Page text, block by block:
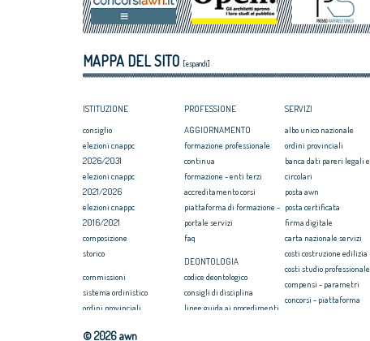
MAPPA DEL SITO [espandi]
ISTITUZIONE
consiglio
elezioni cnappc
2026/2031
elezioni cnappc
2021/2026
elezioni cnappc
2016/2021
composizione
storico
commissioni
sistema ordinistico
ordini provinciali
2025-2029
PROFESSIONE
AGGIORNAMENTO
formazione professionale
continua
formazione - enti terzi
accreditamento corsi
piattaforma di formazione -
portale servizi
faq
DEONTOLOGIA
codice deontologico
consigli di disciplina
linee guida ai procedimenti
SERVIZI
albo unico nazionale
ordini provinciali
banca dati pareri legali e
circolari
posta awn
posta certificata
firma digitale
carta nazionale servizi
costi costruzione edilizia
costi studio professionale
compensi - parametri
concorsi - piattaforma
© 2026 awn